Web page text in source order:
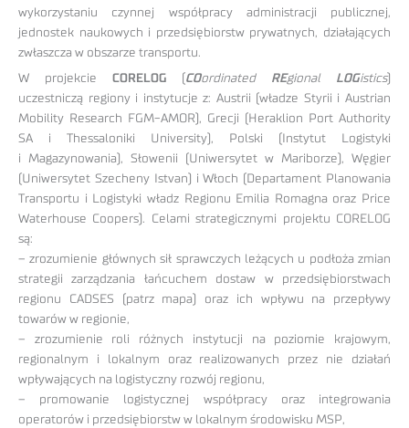
wykorzystaniu czynnej współpracy administracji publicznej,
jednostek naukowych i przedsiębiorstw prywatnych, działających
zwłaszcza w obszarze transportu.
W projekcie CORELOG COordinated REgional LOGistics)
uczestniczą regiony i instytucje z: Austrii (władze Styrii i Austrian
Mobility Research FGM-AMOR), Grecji (Heraklion Port Authority
SA i Thessaloniki University), Polski (Instytut Logistyki
i Magazynowania), Słowenii (Uniwersytet w Mariborze), Węgier
(Uniwersytet Szecheny Istvan) i Włoch (Departament Planowania
Transportu i Logistyki władz Regionu Emilia Romagna oraz Price
Waterhouse Coopers). Celami strategicznymi projektu CORELOG
są:
– zrozumienie głównych sił sprawczych leżących u podłoża zmian
strategii zarządzania łańcuchem dostaw w przedsiębiorstwach
regionu CADSES (patrz mapa) oraz ich wpływu na przepływy
towarów w regionie,
– zrozumienie roli różnych instytucji na poziomie krajowym,
regionalnym i lokalnym oraz realizowanych przez nie działań
wpływających na logistyczny rozwój regionu,
– promowanie logistycznej współpracy oraz integrowania
operatorów i przedsiębiorstw w lokalnym środowisku MSP,